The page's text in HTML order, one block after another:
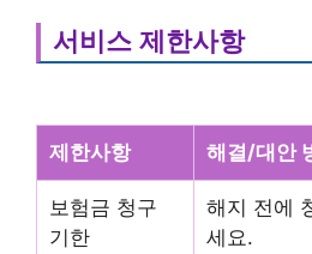
서비스 제한사항
제한사항 해결/대안
보험금 청구
기한
해지 전에
세요.